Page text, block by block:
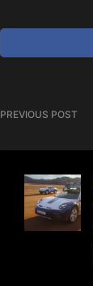
PREVIOUS POST